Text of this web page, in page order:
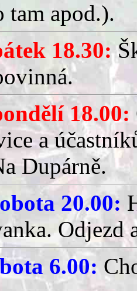
tam apod.).
18.30:
18.00:
a
Dupárně.
20.00:
Odjezd
6.00: